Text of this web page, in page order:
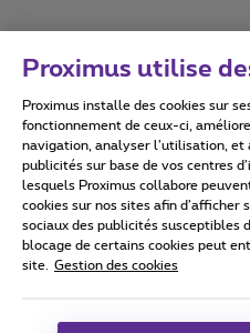
Conditions d'utilisation
Tous droits réservés. © 2026
Conditions générales, info
Proximus utilise
Proximus installe des cookies sur
fonctionnement de ceux-ci,
navigation, analyser l’utilisation,
publicités sur base de vos centres
lesquels Proximus collabore
cookies sur nos sites afin d’afficher
sociaux des publicités susceptibles
blocage de certains cookies peut
site.
Gestion des cookies